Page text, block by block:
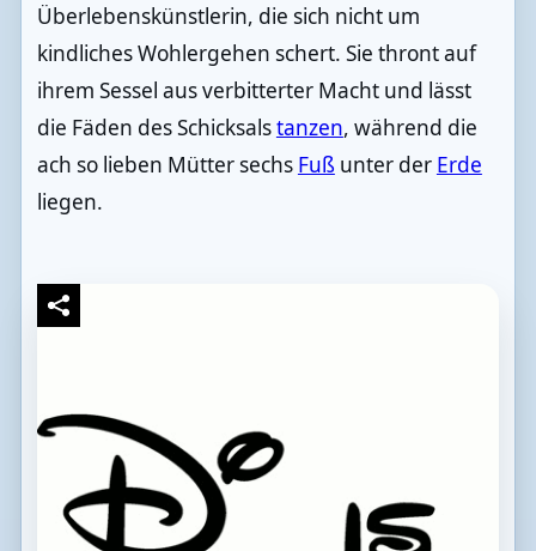
Überlebenskünstlerin, die sich nicht um
kindliches Wohlergehen schert. Sie thront auf
ihrem Sessel aus verbitterter Macht und lässt
die Fäden des Schicksalstanzen, während die
ach so lieben Mütter sechs Fuß unter der Erde
liegen.